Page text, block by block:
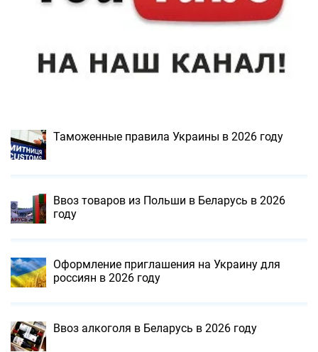
Таможенные правила Украины в 2026 году
Ввоз товаров из Польши в Беларусь в 2026
году
Оформление приглашения на Украину для
россиян в 2026 году
Ввоз алкоголя в Беларусь в 2026 году